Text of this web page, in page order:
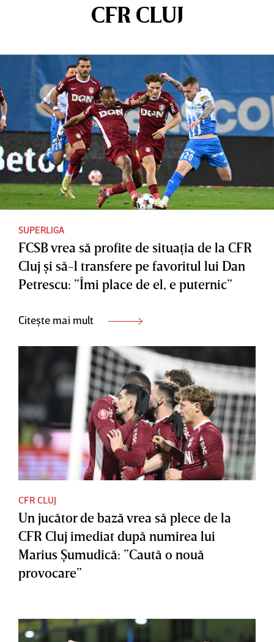
CFR CLUJ
SUPERLIGA
FCSB vrea să profite de situaţia de la CFR
Cluj şi să-l transfere pe favoritul lui Dan
Petrescu: ”Îmi place de el, e puternic”
Citește mai mult
CFR CLUJ
Un jucător de bază vrea să plece de la
CFR Cluj imediat după numirea lui
Marius Şumudică: ”Caută o nouă
provocare”